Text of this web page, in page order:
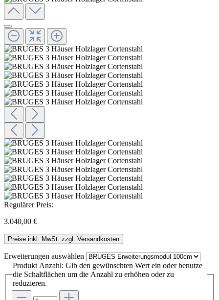
Regulärer Preis:
3.040,00 €
Preise inkl. MwSt. zzgl. Versandkosten
Erweiterungen auswählen
Produkt Anzahl: Gib den gewünschten Wert ein oder benutze
die Schaltflächen um die Anzahl zu erhöhen oder zu
reduzieren.